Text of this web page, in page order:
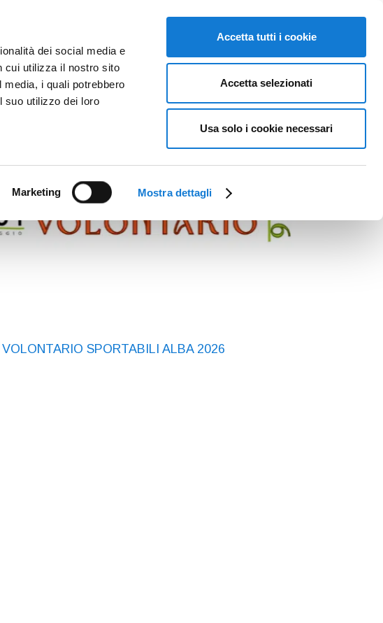
dei social media e
cui utilizza il nostro sito
i quali potrebbero
suo utilizzo dei loro
Marketing Mostra dettagli
Accetta tutti i cookie
Accetta selezionati
Usa solo i cookie necessari
SPORTABILI ALBA 2026